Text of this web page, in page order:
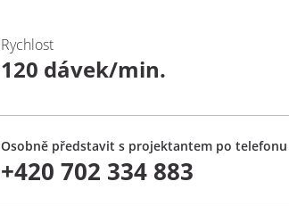
Rychlost
120 dávek/min.
Osobně představit s projektantem po telefonu
+420 702 334 883